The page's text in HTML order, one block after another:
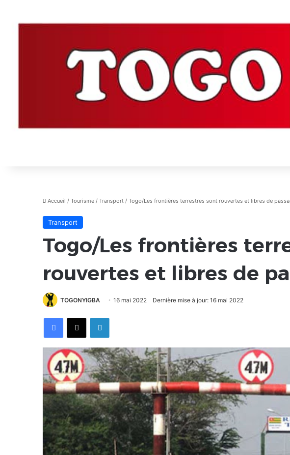
Accueil / Tourisme / Transport / Togo/Les frontières terrestres sont rouvertes et libres de
Transport
Togo/Les frontières
rouvertes et libres de
TOGONYIGBA 16 mai 2022 Dernière mise à jour: 16 mai 2022
FacebookX Linkedin